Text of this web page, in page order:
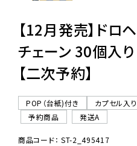
【12月発売】ドロ
チェーン 30個入
【二次予約】
POP（台紙)付き
カプセル入り
予約商品
発送A
商品コード： ST-2_495417